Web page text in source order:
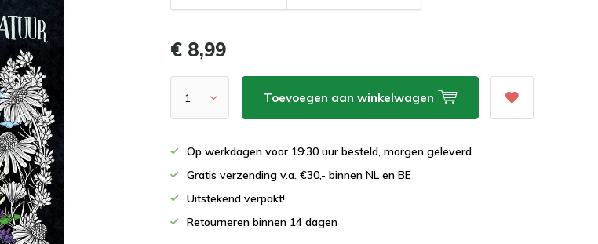
€ 8,99
Toevoegen aan winkelwagen
Op werkdagen voor 19:30 uur besteld, morgen geleverd
Gratis verzending v.a. €30,- binnen NL en BE
Uitstekend verpakt!
Retourneren binnen 14 dagen